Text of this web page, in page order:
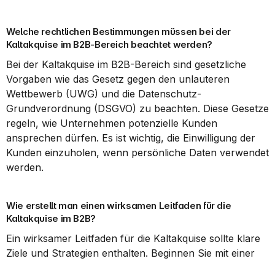
Welche rechtlichen Bestimmungen müssen bei der
Kaltakquise im B2B-Bereich beachtet werden?
Bei der Kaltakquise im B2B-Bereich sind gesetzliche
Vorgaben wie das Gesetz gegen den unlauteren
Wettbewerb (UWG) und die Datenschutz-
Grundverordnung (DSGVO) zu beachten. Diese Gesetze
regeln, wie Unternehmen potenzielle Kunden
ansprechen dürfen. Es ist wichtig, die Einwilligung der
Kunden einzuholen, wenn persönliche Daten verwendet
werden.
Wie erstellt man einen wirksamen Leitfaden für die
Kaltakquise im B2B?
Ein wirksamer Leitfaden für die Kaltakquise sollte klare
Ziele und Strategien enthalten. Beginnen Sie mit einer